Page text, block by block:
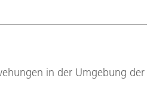
in der Umgebung der